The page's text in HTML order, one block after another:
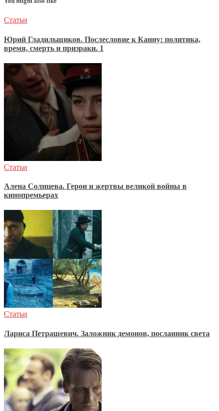
Статьи
Юрий Гладильщиков. Послесловие к Канну: политика,
время, смерть и призраки. 1
Статьи
Алена Солнцева. Герои и жертвы великой войны в
кинопремьерах
Статьи
Лариса Петрашевич. Заложник демонов, посланник света